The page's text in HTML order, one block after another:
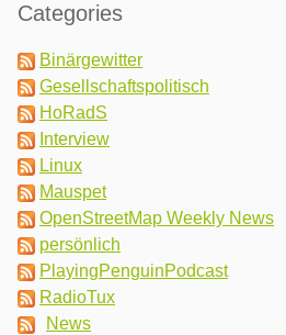
Categories
Binärgewitter
Gesellschaftspolitisch
HoRadS
Interview
Linux
Mauspet
OpenStreetMap Weekly News
persönlich
PlayingPenguinPodcast
RadioTux
News